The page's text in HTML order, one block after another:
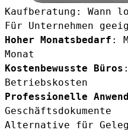
Kaufberatung: Wann
Für Unternehmen
Hoher Monatsbedarf :
Monat
Kostenbewusste Büros
Betriebskosten
Professionelle
Geschäftsdokumente
Alternative für